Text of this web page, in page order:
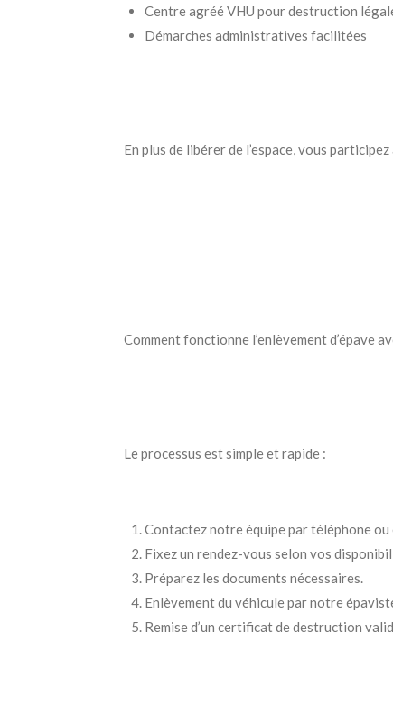
Centre agréé VHU pour destruction
Démarches administratives facilitées
En plus de libérer de l’espace, vous
Comment fonctionne l’enlèvement d’épave
Le processus est simple et rapide :
Contactez notre équipe par téléphone ou
Fixez un rendez-vous selon vos
Préparez les documents nécessaires.
Enlèvement du véhicule par notre
Remise d’un certificat de destruction